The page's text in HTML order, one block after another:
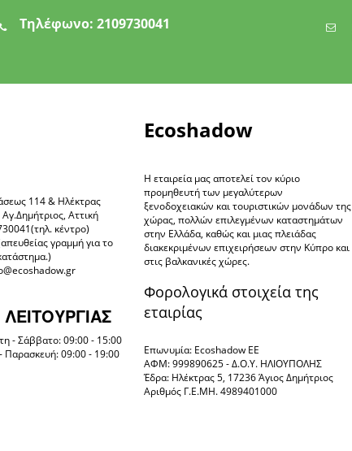
Τηλέφωνο:2109730041
Ecoshadow
Η εταιρεία μας αποτελεί τον κύριο
προμηθευτή των μεγαλύτερων
ξενοδοχειακών και τουριστικών μονάδων της
χώρας, πολλών επιλεγμένων καταστημάτων
στην Ελλάδα, καθώς και μιας πλειάδας
διακεκριμένων επιχειρήσεων στην Κύπρο και
στις βαλκανικές χώρες.
Φορολογικά στοιχεία της
εταιρίας
Επωνυμία: Ecoshadow ΕΕ
ΑΦΜ: 999890625 - Δ.Ο.Υ. ΗΛΙΟΥΠΟΛΗΣ
Έδρα: Ηλέκτρας 5, 17236 Άγιος Δημήτριος
Αριθμός Γ.Ε.ΜΗ. 4989401000
114 & Ηλέκτρας
Αττική
κέντρο)
γραμμή για το
- Σάββατο: 09:00 - 15:00
Παρασκευή: 09:00 - 19:00